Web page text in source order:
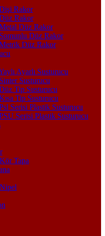
Rakor
Rakor
Düz Rakor
Düz Rakor
Düz Rakor
Ayarlı Susturucu
Susturucu
Tip Susturucu
Tip Susturucu
Serisi Plastik Susturucu
Serisi Plastik Susturucu
Tapa